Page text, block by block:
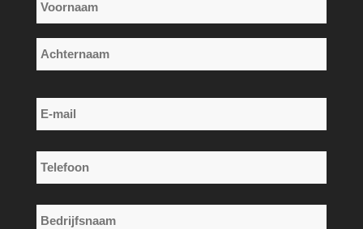
*
Voornaam
E-
mail
*
Telefoon
*
Bedrijfsnaam